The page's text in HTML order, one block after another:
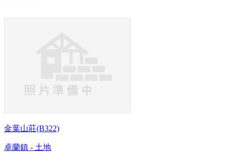
金葉山莊(B322)
卓蘭鎮 - 土地